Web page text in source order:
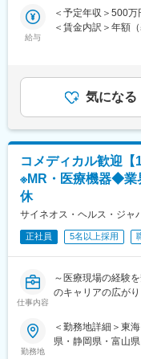
医療機器・製薬メ
社の社員を取引先
■研修体制
プロジェクトごと
にて研修が十分に
プロジェクト配属
仕事の悩みやキャ
もしっかりとケア
す。
ビュー等が閲覧可
https://liff.line.me/
変更の範囲：会社
てキャリアをスタ
当社は製薬・医療
2カ月の集中研修
の方でも安心して
営業職ならではの
医師などに提案す
ています。
・MRとは
行います。
※MRだけでなく、
ございます。
■ 丁寧な研修・支援
入社後は2カ月間の
期社員と支えあい
※配属先は入社後に
また、配属後も一
給与
＜予定年収＞500
＜賃金内訳＞年額
動・四半期一時金
だし支給条件有。
勤務10万円…）ござ
り、選考を通じて
当を含めた表記で
気になる
コメディカル歓迎
※MR・医療機器◆業
休
サイネオス・ヘルス・ジャ
正社員 5名以上採用
仕事内容
～医療現場の経験
のキャリアの広が
■ 仕事概要
未経験から、医療
勤務地
＜勤務地詳細＞東
県・静岡県・富山